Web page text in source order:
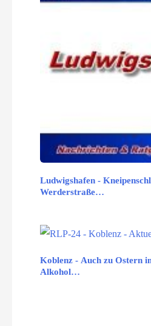
Ludwigshafen -
Werderstraße…
Koblenz - Auch zu Ostern
Alkohol…